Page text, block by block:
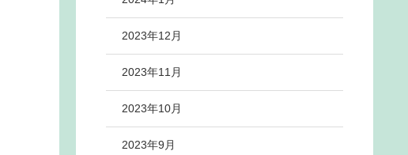
2023年12月
2023年11月
2023年10月
2023年9月